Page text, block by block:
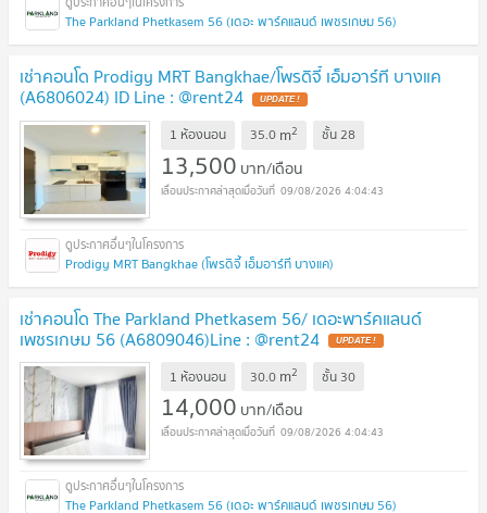
The Parkland Phetkasem 56 (เดอะ พาร์คแลนด์ เพชรเกษม 56)
เช่าคอนโด Prodigy MRT Bangkhae/โพรดิจี้ เอ็มอาร์ที บางแค
(A6806024) ID Line : @rent24
1 ห้องนอน 35.0 m2 ชั้น28
13,500 บาท/เดือน
09/08/2026 4:04:43
Prodigy MRT Bangkhae (โพรดิจี้ เอ็มอาร์ที บางแค)
เช่าคอนโด The Parkland Phetkasem 56/ เดอะพาร์คแลนด์
เพชรเกษม 56 (A6809046)Line : @rent24
1 ห้องนอน 30.0 m2 ชั้น 30
14,000 บาท/เดือน
09/08/2026 4:04:43
The Parkland Phetkasem 56 (เดอะ พาร์คแลนด์ เพชรเกษม 56)